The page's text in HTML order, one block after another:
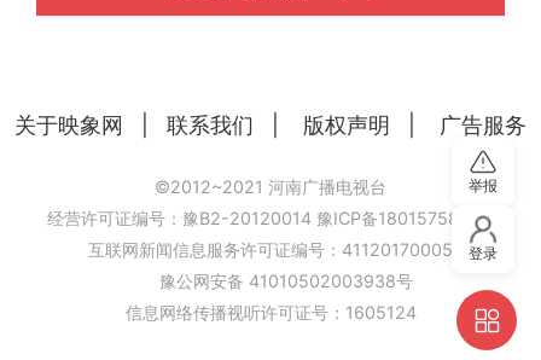
关于映象网 联系我们 版权声明 广告服务
©2012~2021 河南广播电视台
经营许可证编号：豫B2-20120014 豫ICP备18015758号-6
互联网新闻信息服务许可证编号：41120170005
豫公网安备 41010502003938号
信息网络传播视听许可证号：1605124
举报
登录